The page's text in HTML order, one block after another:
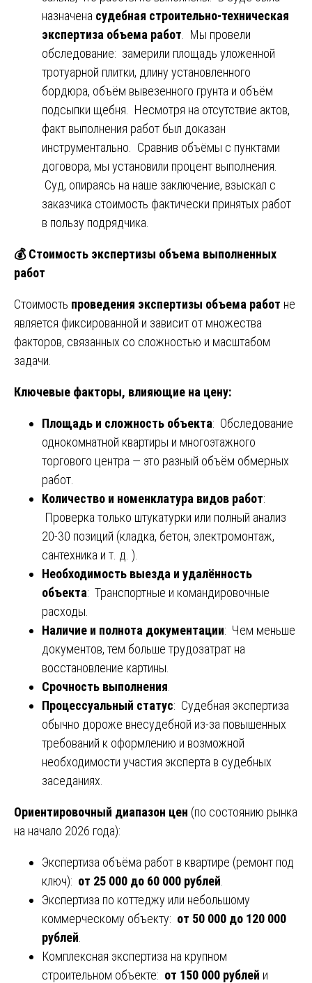
назначена судебная строительно-техническая
экспертиза объема работ . Мы провели
обследование: замерили площадь уложенной
тротуарной плитки, длину установленного
бордюра, объём вывезенного грунта и объём
подсыпки щебня. Несмотря на отсутствие актов,
факт выполнения работ был доказан
инструментально. Сравнив объёмы с пунктами
договора, мы установили процент выполнения.
Суд, опираясь на наше заключение, взыскал с
заказчика стоимость фактически принятых работ
в пользу подрядчика.
💰Стоимость экспертизы объема выполненных
работ
Стоимость проведения экспертизы объема работ не
является фиксированной и зависит от множества
факторов, связанных со сложностью и масштабом
задачи.
Ключевые факторы, влияющие на цену:
Площадь и сложность объекта: Обследование
однокомнатной квартиры и многоэтажного
торгового центра — это разный объём обмерных
работ.
Количество и номенклатура видов работ:
Проверка только штукатурки или полный анализ
20-30 позиций (кладка, бетон, электромонтаж,
сантехника и т. д. ).
Необходимость выезда и удалённость
объекта: Транспортные и командировочные
расходы.
Наличие и полнота документации: Чем меньше
документов, тем больше трудозатрат на
восстановление картины.
Срочность выполнения
Процессуальный статус: Судебная экспертиза
обычно дороже внесудебной из-за повышенных
требований к оформлению и возможной
необходимости участия эксперта в судебных
заседаниях.
Ориентировочный диапазон цен (по состоянию рынка
на начало 2026 года):
Экспертиза объёма работ в квартире (ремонт под
ключ): от 25 000 до 60 000 рублей
Экспертиза по коттеджу или небольшому
коммерческому объекту: от 50 000 до 120 000
рублей
Комплексная экспертиза на крупном
строительном объекте: от 150 000 рублей и